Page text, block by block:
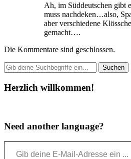
Ah, im Süddeutschen gibt
muss nachdeken…also,
aber verschiedene
gemacht….
Die Kommentare sind geschlossen.
Herzlich willkommen!
Need another language?
Gib deine E-Mail-Adresse ein ...